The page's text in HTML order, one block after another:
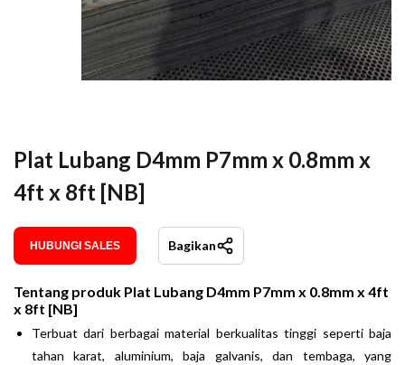
Plat Lubang D4mm P7mm x 0.8mm x
4ft x 8ft [NB]
HUBUNGI SALES Bagikan
Tentang produk Plat Lubang D4mm P7mm x 0.8mm x 4ft
x 8ft [NB]
Terbuat dari berbagai material berkualitas tinggi seperti baja
tahan karat, aluminium, baja galvanis, dan tembaga, yang